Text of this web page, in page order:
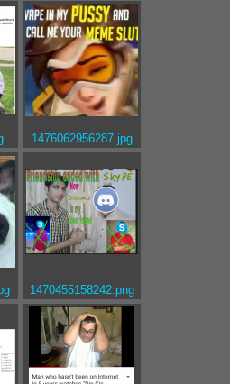
1476062956287.jpg
1470455158242.png